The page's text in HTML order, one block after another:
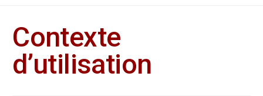
Contexte
d’utilisation